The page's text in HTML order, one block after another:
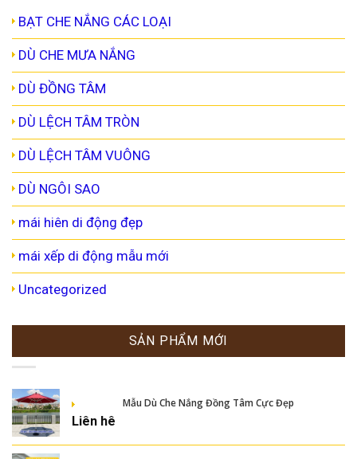
BẠT CHE NẮNG CÁC LOẠI
DÙ CHE MƯA NẮNG
DÙ ĐỒNG TÂM
DÙ LỆCH TÂM TRÒN
DÙ LỆCH TÂM VUÔNG
DÙ NGÔI SAO
mái hiên di động đẹp
mái xếp di động mẫu mới
Uncategorized
SẢN PHẨM MỚI
Mẫu Dù Che Nắng Đồng Tâm Cực Đẹp
Liên hê